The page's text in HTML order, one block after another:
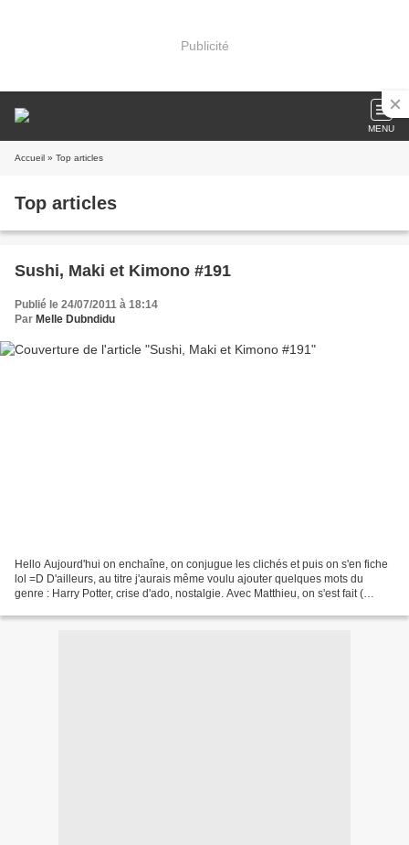
Publicité
MENU
Accueil » Top articles
Top articles
Sushi, Maki et Kimono #191
Publié le 24/07/2011 à 18:14
Par Melle Dubndidu
Hello Aujourd'hui on enchaîne, on conjugue les clichés et puis on s'en fiche
lol =D D'ailleurs, au titre j'aurais même voulu ajouter quelques mots du
genre : Harry Potter, crise d'ado, nostalgie. Avec Matthieu, on s'est fait (